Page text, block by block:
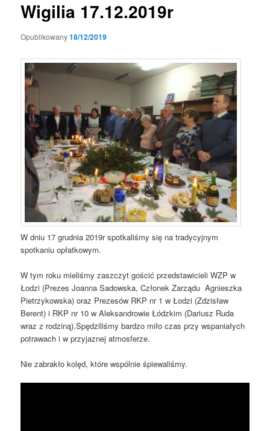
Wigilia 17.12.2019r
Opublikowany18/12/2019
W dniu 17 grudnia 2019r spotkaliśmy się na tradycyjnym
spotkaniu opłatkowym.
W tym roku mieliśmy zaszczyt gościć przedstawicieli WZP w
Łodzi (Prezes Joanna Sadowska, Członek Zarządu Agnieszka
Pietrzykowska) oraz Prezesów RKP nr 1 w Łodzi (Zdzisław
Berent) i RKP nr 10 w Aleksandrowie Łódzkim (Dariusz Ruda
wraz z rodziną).Spędziliśmy bardzo miło czas przy wspaniałych
potrawach i w przyjaznej atmosferze.
Nie zabrakło kolęd, które wspólnie śpiewaliśmy.